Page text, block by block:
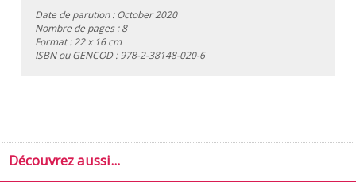
Date de parution : October 2020
Nombre de pages : 8
Format : 22 x 16 cm
ISBN ou GENCOD :978-2-38148-020-6
Découvrez aussi...